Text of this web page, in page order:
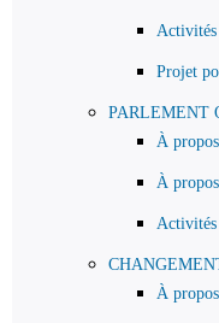
Projet
PARLEMENT
À
À
À